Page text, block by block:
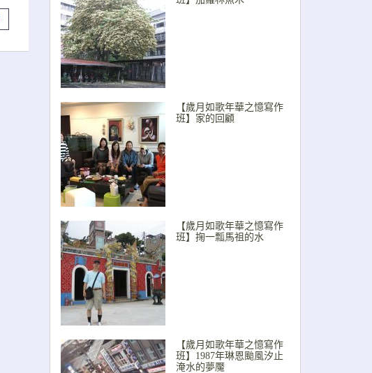
【歲月如歌年華之憶寫作
班】家的回顧
【歲月如歌年華之憶寫作
班】掬一瓢馬祖的水
【歲月如歌年華之憶寫作
班】1987年琳恩颱風汐止
淹水的夢魘